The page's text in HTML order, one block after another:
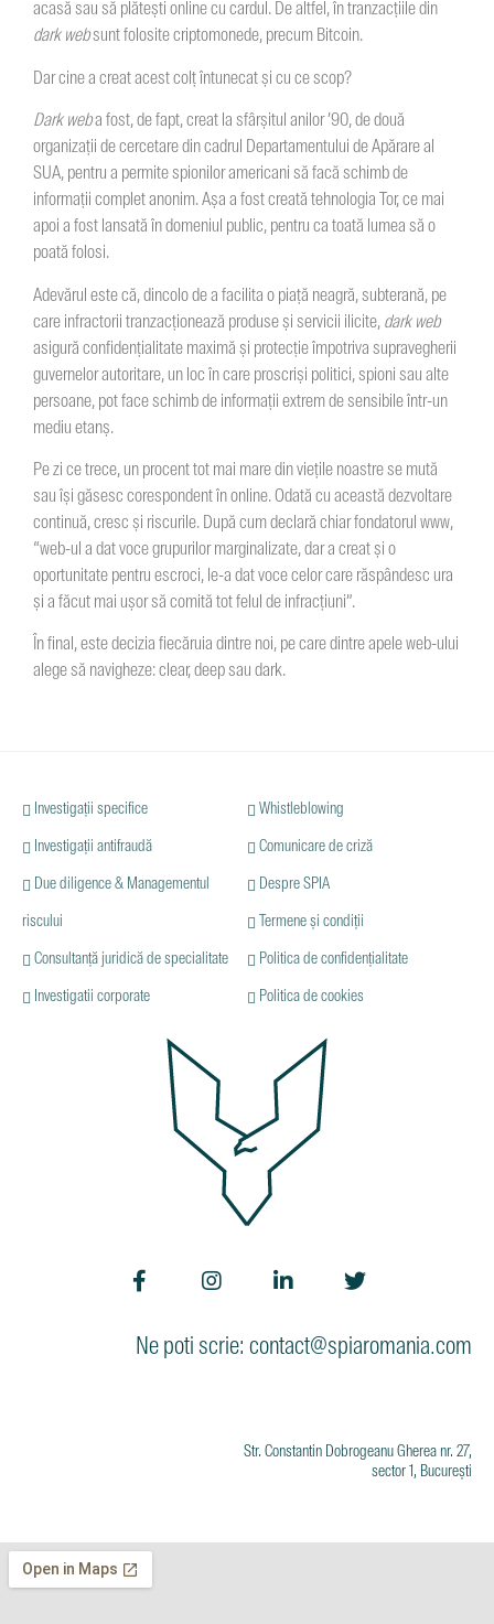
acasă sau să plătești online cu cardul. De altfel, în tranzacțiile din
dark websunt folosite criptomonede, precum Bitcoin.
Dar cine a creat acest colț întunecat și cu ce scop?
Dark weba fost, de fapt, creat la sfârșitul anilor ’90, de două
organizații de cercetare din cadrul Departamentului de Apărare al
SUA, pentru a permite spionilor americani să facă schimb de
informații complet anonim. Așa a fost creată tehnologia Tor, ce mai
apoi a fost lansată în domeniul public, pentru ca toată lumea să o
poată folosi.
Adevărul este că, dincolo de a facilita o piață neagră, subterană, pe
care infractorii tranzacționează produse și servicii ilicite, dark web
asigură confidențialitate maximă și protecție împotriva supravegherii
guvernelor autoritare, un loc în care proscriși politici, spioni sau alte
persoane, pot face schimb de informații extrem de sensibile într-un
mediu etanș.
Pe zi ce trece, un procent tot mai mare din viețile noastre se mută
sau își găsesc corespondent în online. Odată cu această dezvoltare
continuă, cresc și riscurile. După cum declară chiar fondatorul www,
“web-ul a dat voce grupurilor marginalizate, dar a creat și o
oportunitate pentru escroci, le-a dat voce celor care răspândesc ura
și a făcut mai ușor să comită tot felul de infracțiuni”.
În final, este decizia fiecăruia dintre noi, pe care dintre apele web-ului
alege să navigheze: clear, deep sau dark.
Investigații specifice Whistleblowing
Investigații antifraudă Comunicare de criză
Due diligence & Managementul
riscului
Despre SPIA
Termene și condiții
Consultanță juridică de specialitate Politica de confidențialitate
Investigatii corporate Politica de cookies
Ne poti scrie: contact@spiaromania.com
Str. Constantin Dobrogeanu Gherea nr. 27,
sector 1, București